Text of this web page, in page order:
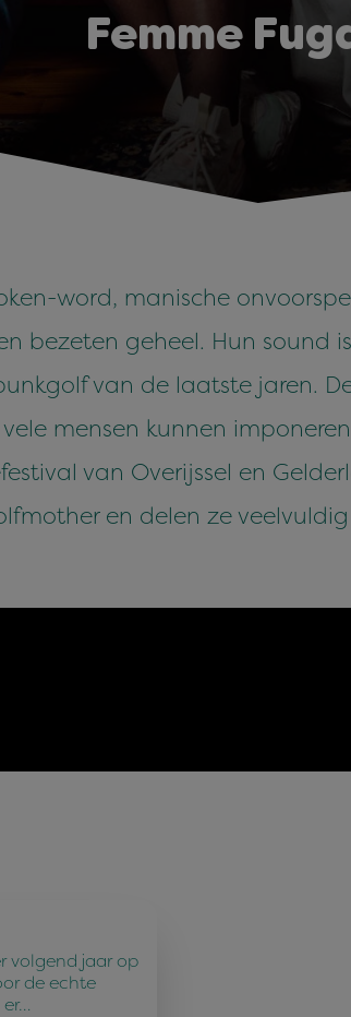
Femme
word, manische
bezeten geheel. Hun sound
van de laatste jaren.
mensen kunnen
van Overijssel en
en delen ze
volgend jaar op
de echte